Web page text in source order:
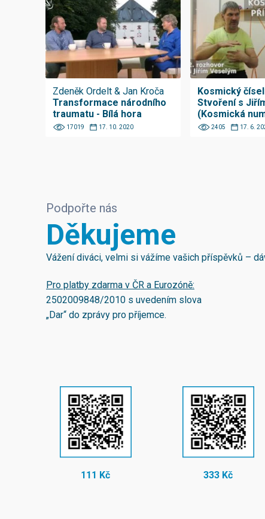
Zdeněk Ordelt & Jan Kroča
Transformace národního
traumatu - Bílá hora
17019 17. 10. 2020
Kosmický
Stvoření s
(Kosmická
2405 17. 6.
Podpořte nás
Děkujeme
Vážení diváci, velmi si vážíme vašich příspěvků –
Pro platby zdarma v ČR a Eurozóně:
2502009848/2010 s uvedením slova
„Dar“ do zprávy pro příjemce.
111 Kč 333 Kč